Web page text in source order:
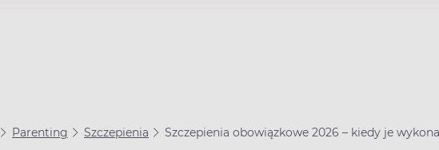
Parenting Szczepienia Szczepienia obowiązkowe 2026 – kiedy je